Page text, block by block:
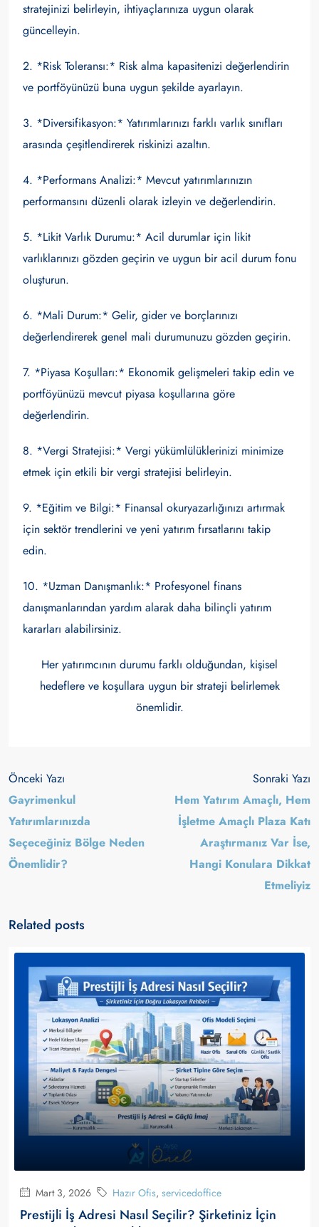
stratejinizi belirleyin, ihtiyaçlarınıza uygun olarak
güncelleyin.
2. *Risk Toleransı:* Risk alma kapasitenizi değerlendirin
ve portföyünüzü buna uygun şekilde ayarlayın.
3. *Diversifikasyon:* Yatırımlarınızı farklı varlık sınıfları
arasında çeşitlendirerek riskinizi azaltın.
4. *Performans Analizi:* Mevcut yatırımlarınızın
performansını düzenli olarak izleyin ve değerlendirin.
5. *Likit Varlık Durumu:* Acil durumlar için likit
varlıklarınızı gözden geçirin ve uygun bir acil durum fonu
oluşturun.
6. *Mali Durum:* Gelir, gider ve borçlarınızı
değerlendirerek genel mali durumunuzu gözden geçirin.
7. *Piyasa Koşulları:* Ekonomik gelişmeleri takip edin ve
portföyünüzü mevcut piyasa koşullarına göre
değerlendirin.
8. *Vergi Stratejisi:* Vergi yükümlülüklerinizi minimize
etmek için etkili bir vergi stratejisi belirleyin.
9. *Eğitim ve Bilgi:* Finansal okuryazarlığınızı artırmak
için sektör trendlerini ve yeni yatırım fırsatlarını takip
edin.
10. *Uzman Danışmanlık:* Profesyonel finans
danışmanlarından yardım alarak daha bilinçli yatırım
kararları alabilirsiniz.
Her yatırımcının durumu farklı olduğundan, kişisel
hedeflere ve koşullara uygun bir strateji belirlemek
önemlidir.
Önceki Yazı
Gayrimenkul
Yatırımlarınızda
Seçeceğiniz Bölge Neden
Önemlidir?
Sonraki Yazı
Hem Yatırım Amaçlı, Hem
İşletme Amaçlı Plaza Katı
Araştırmanız Var İse,
Hangi Konulara Dikkat
Etmeliyiz
Related posts
Mart 3, 2026 Hazır Ofis, servicedoffice
Prestijli İş Adresi Nasıl Seçilir? Şirketiniz İçin